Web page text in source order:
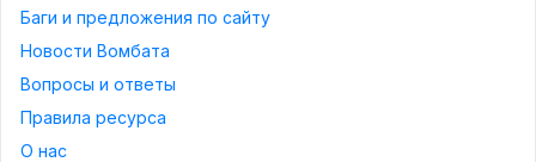
Баги и предложения по сайту
Новости Вомбата
Вопросы и ответы
Правила ресурса
О нас